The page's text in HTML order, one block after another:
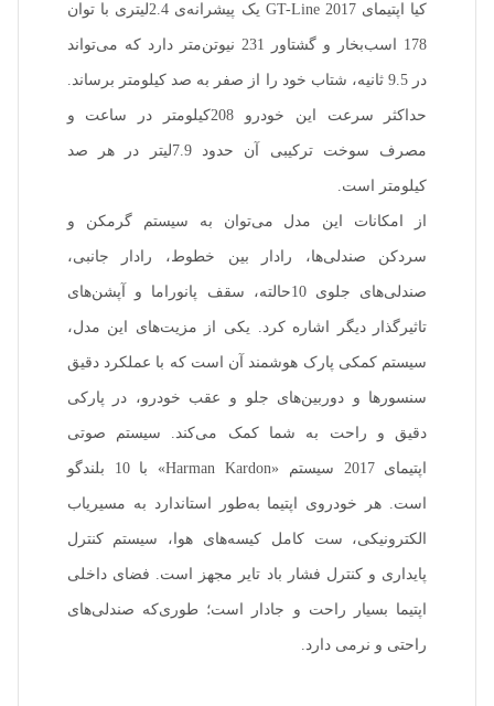
کیا اپتیمای GT-Line 2017 یک پیشرانه‌ی 2.4لیتری با توان
178 اسب‌بخار و گشتاور 231 نیوتن‌متر دارد که می‌تواند
در 9.5 ثانیه، شتاب خود را از صفر به صد کیلومتر برساند.
حداکثر سرعت این خودرو 208کیلومتر در ساعت و
مصرف سوخت ترکیبی آن حدود 7.9لیتر در هر صد
کیلومتر است.
از امکانات این مدل می‌توان به سیستم گرمکن و
سردکن صندلی‌ها، رادار بین ‌خطوط، رادار جانبی،
صندلی‌های جلوی 10حالته، سقف پانوراما و آپشن‌های
تاثیرگذار دیگر اشاره کرد. یکی از مزیت‌های این مدل،
سیستم کمکی پارک هوشمند آن است که با عملکرد دقیق
سنسور‌ها و دوربین‌های جلو و عقب خودرو، در پارکی
دقیق و راحت به شما کمک می‌کند. سیستم صوتی
اپتیمای 2017 سیستم‌ «Harman Kardon» ‌با 10 بلندگو
است. هر خودروی اپتیما به‌طور استاندارد به مسیریاب
الکترونیکی، ست کامل کیسه‌های هوا، سیستم کنترل
پایداری و کنترل فشار باد تایر مجهز است. فضای داخلی
اپتیما بسیار راحت و جادار است؛ ‌طوری‌که صندلی‌های
راحتی و نرمی دارد.